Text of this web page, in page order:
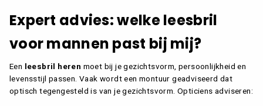
MIJN ACCOUNT
MERK
Ear2Ear
I Need You
Icon Eyewear
Icon GoldLine
Expert advies: welke leesbril
voor mannen past bij mij?
Een leesbril heren moet bij je gezichtsvorm, persoonlijkheid en
levensstijl passen. Vaak wordt een montuur geadviseerd dat
optisch tegengesteld is van je gezichtsvorm. Opticiens adviseren: